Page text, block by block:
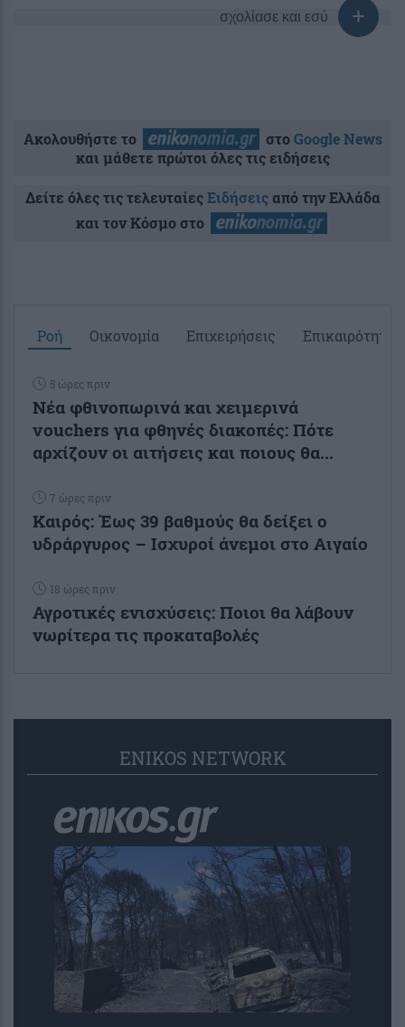
σχολίασε και εσύ
Ακολουθήστε το στοGoogle News
και μάθετε πρώτοι όλες τις ειδήσεις
Δείτε όλες τις τελευταίεςΕιδήσειςαπό την Ελλάδα
και τον Κόσμο στο
Ροή Οικονομία Επιχειρήσεις Επικαιρότητα
5 ώρες πριν
Νέα φθινοπωρινά και χειμερινά
vouchers για φθηνές διακοπές: Πότε
αρχίζουν οι αιτήσεις και ποιους θα...
7 ώρες πριν
Καιρός: Έως 39 βαθμούς θα δείξει ο
υδράργυρος – Ισχυροί άνεμοι στο Αιγαίο
18 ώρες πριν
Αγροτικές ενισχύσεις: Ποιοι θα λάβουν
νωρίτερα τις προκαταβολές
ENIKOS NETWORK